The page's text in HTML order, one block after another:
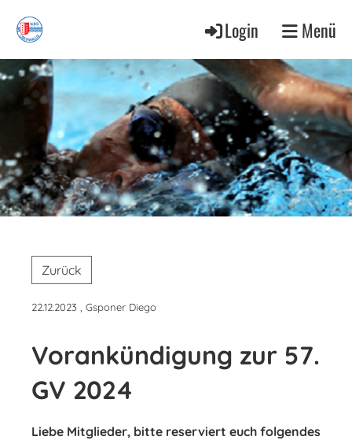
Login Menü
Zurück
22.12.2023 , Gsponer Diego
Vorankündigung zur 57.
GV 2024
Liebe Mitglieder, bitte reserviert euch folgendes